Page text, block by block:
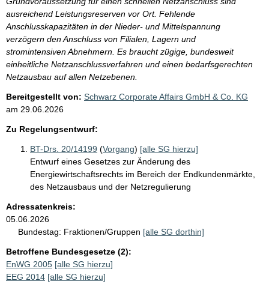
ausreichend Leistungsreserven vor Ort. Fehlende
Anschlusskapazitäten in der Nieder- und Mittelspannung
verzögern den Anschluss von Filialen, Lagern und
stromintensiven Abnehmern. Es braucht zügige, bundesweit
einheitliche Netzanschlussverfahren und einen bedarfsgerechten
Netzausbau auf allen Netzebenen.
Bereitgestellt von: Schwarz Corporate Affairs GmbH & Co. KG
am 29.06.2026
Zu Regelungsentwurf:
BT-Drs. 20/14199 (Vorgang) [alle SG hierzu]
Entwurf eines Gesetzes zur Änderung des
Energiewirtschaftsrechts im Bereich der Endkundenmärkte,
des Netzausbaus und der Netzregulierung
Adressatenkreis:
05.06.2026
Bundestag: Fraktionen/Gruppen [alle SG dorthin]
Betroffene Bundesgesetze (2):
EnWG 2005 [alle SG hierzu]
EEG 2014 [alle SG hierzu]